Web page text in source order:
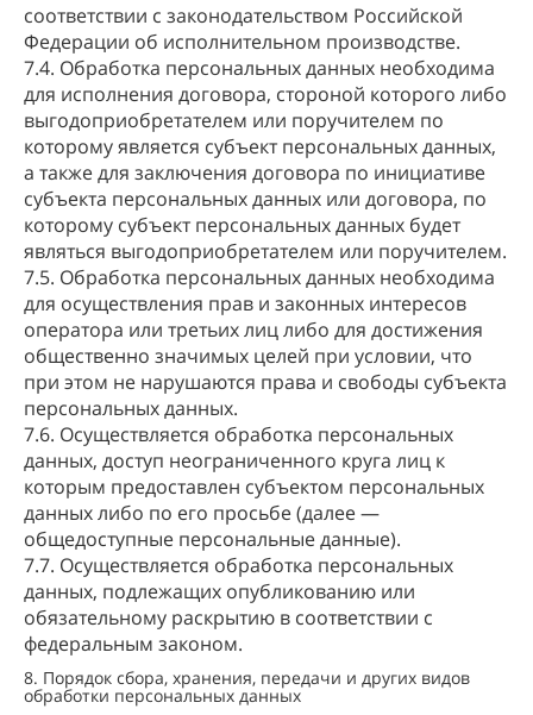
соответствии с законодательством Российской
Федерации об исполнительном производстве.
7.4. Обработка персональных данных необходима
для исполнения договора, стороной которого либо
выгодоприобретателем или поручителем по
которому является субъект персональных данных,
а также для заключения договора по инициативе
субъекта персональных данных или договора, по
которому субъект персональных данных будет
являться выгодоприобретателем или поручителем.
7.5. Обработка персональных данных необходима
для осуществления прав и законных интересов
оператора или третьих лиц либо для достижения
общественно значимых целей при условии, что
при этом не нарушаются права и свободы субъекта
персональных данных.
7.6. Осуществляется обработка персональных
данных, доступ неограниченного круга лиц к
которым предоставлен субъектом персональных
данных либо по его просьбе (далее —
общедоступные персональные данные).
7.7. Осуществляется обработка персональных
данных, подлежащих опубликованию или
обязательному раскрытию в соответствии с
федеральным законом.
8. Порядок сбора, хранения, передачи и других видов
обработки персональных данных